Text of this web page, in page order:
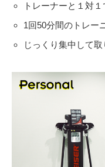
トレーナーと１対
1回50分間のトレー
じっくり集中して取